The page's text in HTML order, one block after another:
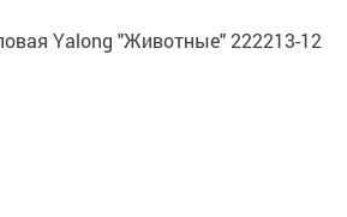
Yalong "Животные" 222213-12